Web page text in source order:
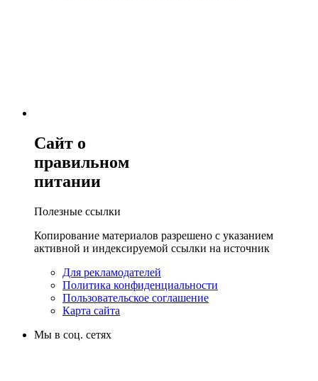
Сайт о
правильном
питании
Полезные ссылки
Копирование материалов разрешено с указанием
активной и индексируемой ссылки на источник
Для рекламодателей
Политика конфиденциальности
Пользовательское соглашение
Карта сайта
Мы в соц. сетях